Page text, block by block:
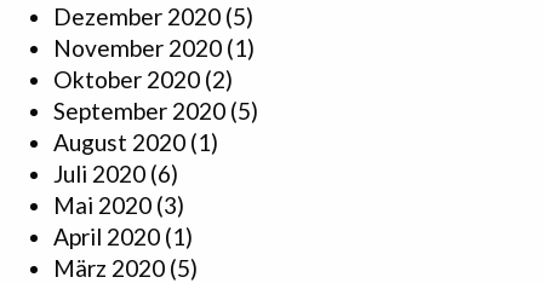
Dezember 2020 (5)
November 2020 (1)
Oktober 2020 (2)
September 2020 (5)
August 2020 (1)
Juli 2020 (6)
Mai 2020 (3)
April 2020 (1)
März 2020 (5)